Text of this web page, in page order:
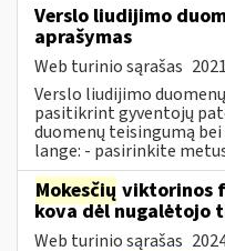
Verslo liudijimo
aprašymas
Web turinio sąrašas
Verslo liudijimo
pasitikrint gyventojų
duomenų teisingumą
lange: - pasirinkite
Mokesčių viktorinos
kova dėl nugalėtojo
Web turinio sąrašas